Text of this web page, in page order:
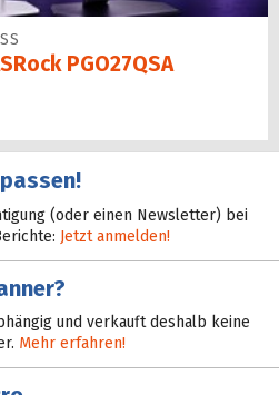
PGO27QSA
(oder einen Newsletter) bei
Jetzt anmelden!
und verkauft deshalb keine
Mehr erfahren!